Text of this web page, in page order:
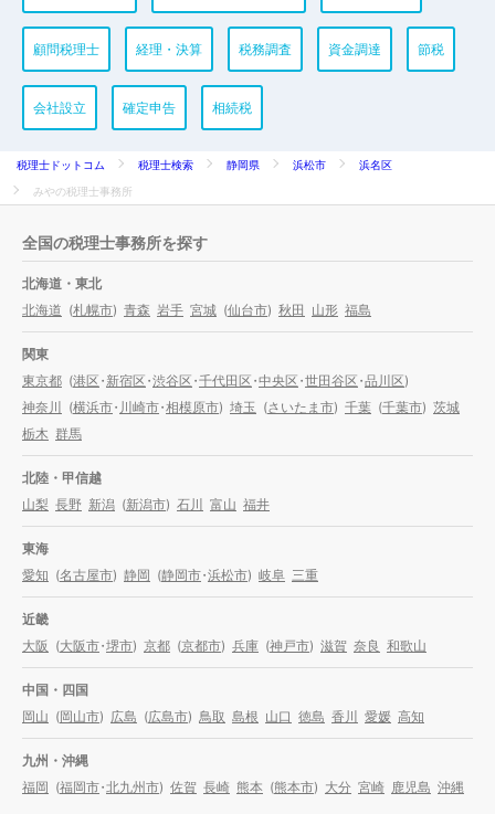
顧問税理士 経理・決算 税務調査 資金調達 節税
会社設立 確定申告 相続税
税理士ドットコム 税理士検索 静岡県 浜松市
浜名区
みやの税理士事務所
全国の税理士事務所を探す
北海道・東北
北海道 (札幌市) 青森 岩手 宮城 (仙台市) 秋田 山形 福島
関東
東京都 (港区・新宿区・渋谷区・千代田区・中央区・世田谷区・品川区)
神奈川 (横浜市・川崎市・相模原市) 埼玉 (さいたま市) 千葉 (千葉市) 茨城
栃木 群馬
北陸・甲信越
山梨 長野 新潟 (新潟市) 石川 富山 福井
東海
愛知 (名古屋市) 静岡 (静岡市・浜松市) 岐阜 三重
近畿
大阪 (大阪市・堺市) 京都 (京都市) 兵庫 (神戸市) 滋賀 奈良 和歌山
中国・四国
岡山 (岡山市) 広島 (広島市) 鳥取 島根 山口 徳島 香川 愛媛 高知
九州・沖縄
福岡 (福岡市・北九州市) 佐賀 長崎 熊本 (熊本市) 大分 宮崎 鹿児島 沖縄